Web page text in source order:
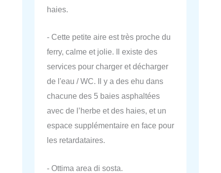
haies.
- Cette petite aire est très proche du
ferry, calme et jolie. Il existe des
services pour charger et décharger
de l'eau / WC. Il y a des ehu dans
chacune des 5 baies asphaltées
avec de l’herbe et des haies, et un
espace supplémentaire en face pour
les retardataires.
- Ottima area di sosta.